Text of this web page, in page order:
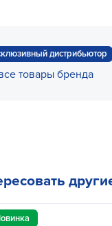
дистрибьютор
товары бренда